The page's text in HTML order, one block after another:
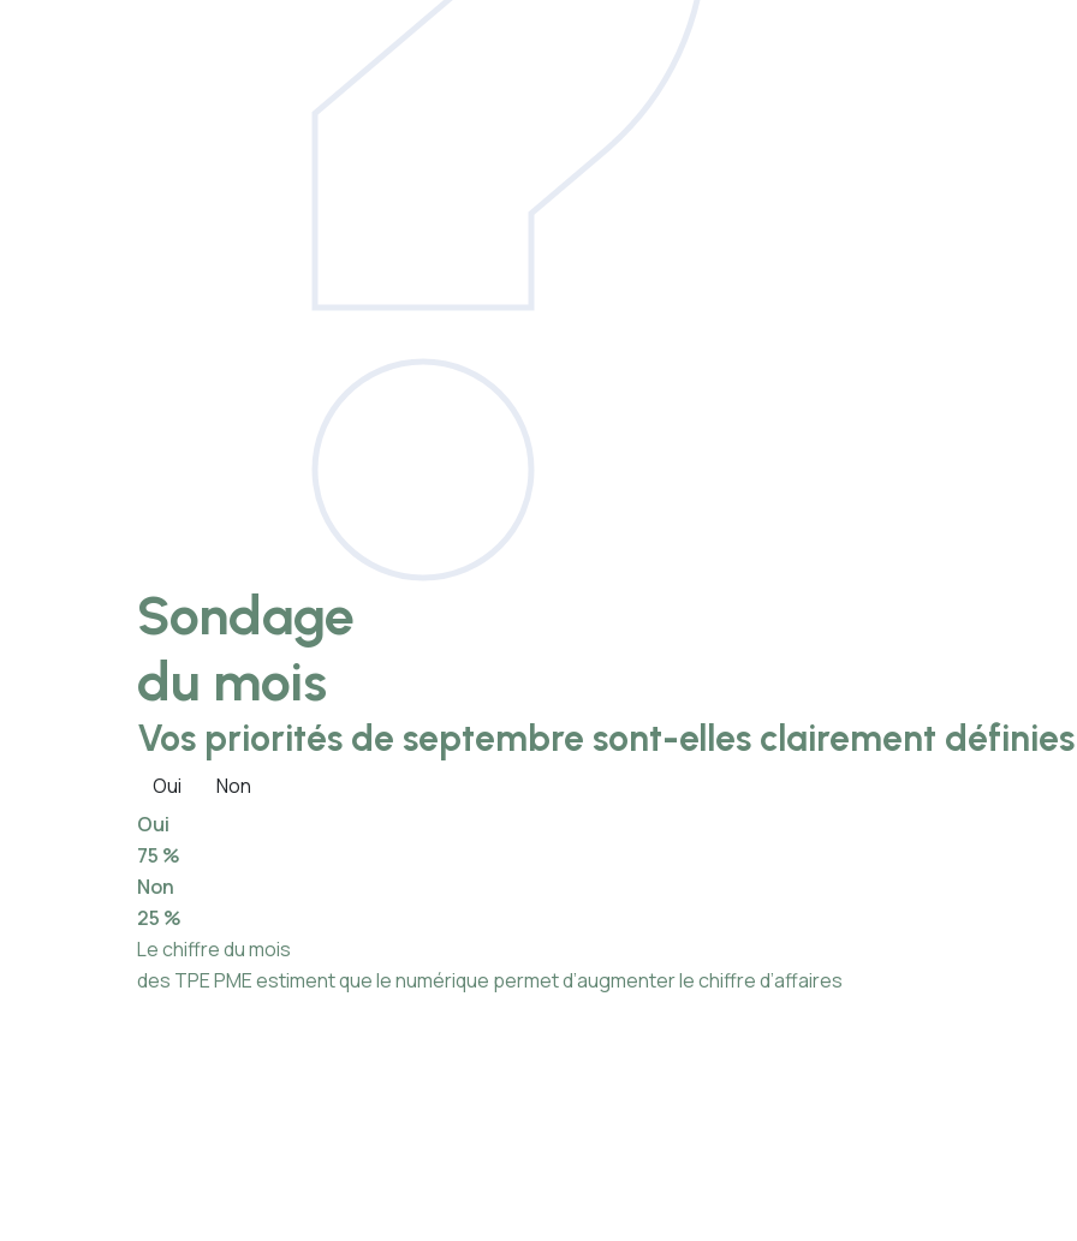
Sondage
du mois
Vos priorités de septembre sont-elles clairement
Oui
Non
Oui
75 %
Non
25 %
Le chiffre du mois
des TPE PME estiment que le numérique permet d’augmenter le chiffre d’affaires